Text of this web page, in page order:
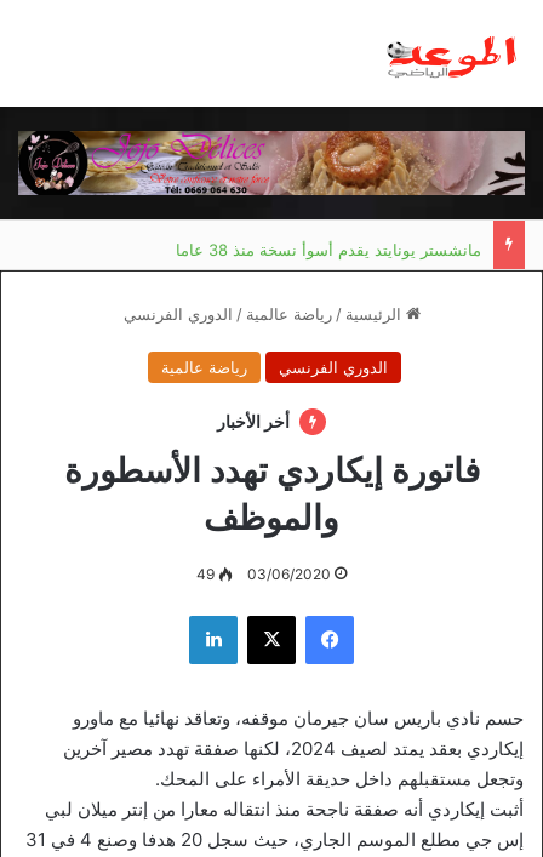
مانشستر يونايتد يقدم أسوأ نسخة منذ 38 عاما
الرئيسية / رياضة عالمية / الدوري الفرنسي
الدوري الفرنسي رياضة عالمية
أخر الأخبار
فاتورة إيكاردي تهدد الأسطورة
والموظف
03/06/2020
49
فيسبوك ‫X لينكدإن
حسم نادي باريس سان جيرمان موقفه، وتعاقد نهائيا مع ماورو
إيكاردي بعقد يمتد لصيف 2024، لكنها صفقة تهدد مصير آخرين
وتجعل مستقبلهم داخل حديقة الأمراء على المحك.
أثبت إيكاردي أنه صفقة ناجحة منذ انتقاله معارا من إنتر ميلان لبي
إس جي مطلع الموسم الجاري، حيث سجل 20 هدفا وصنع 4 في 31